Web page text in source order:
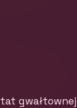
gwałtownej